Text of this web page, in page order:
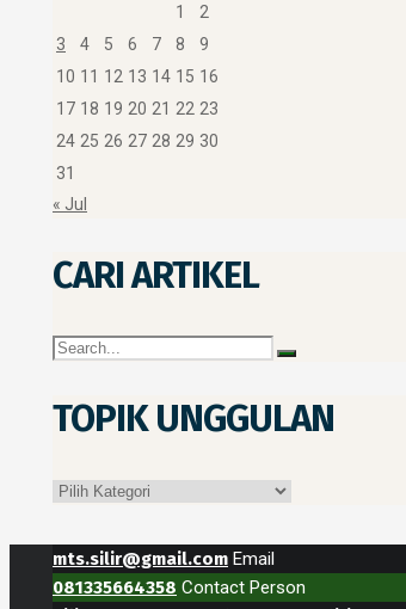
1
2
3
4 5 6 7 8
9
10 11 12 13 14 15 16
17 18 19 20 21 22 23
24 25 26 27 28 29 30
31
« Jul
CARI ARTIKEL
TOPIK UNGGULAN
Topik
mts.silir@gmail.com Email
081335664358 Contact Person